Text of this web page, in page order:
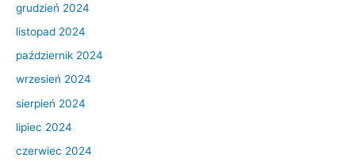
grudzień 2024
listopad 2024
październik 2024
wrzesień 2024
sierpień 2024
lipiec 2024
czerwiec 2024